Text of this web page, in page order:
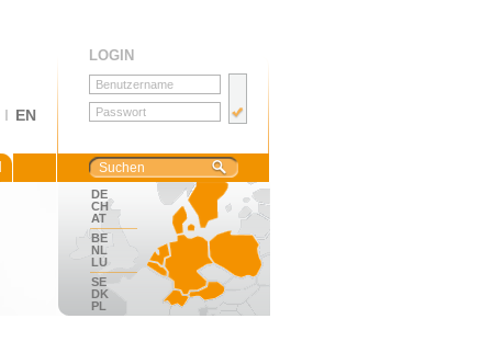
I EN
LOGIN
DE
CH
AT
BE
NL
LU
SE
DK
PL